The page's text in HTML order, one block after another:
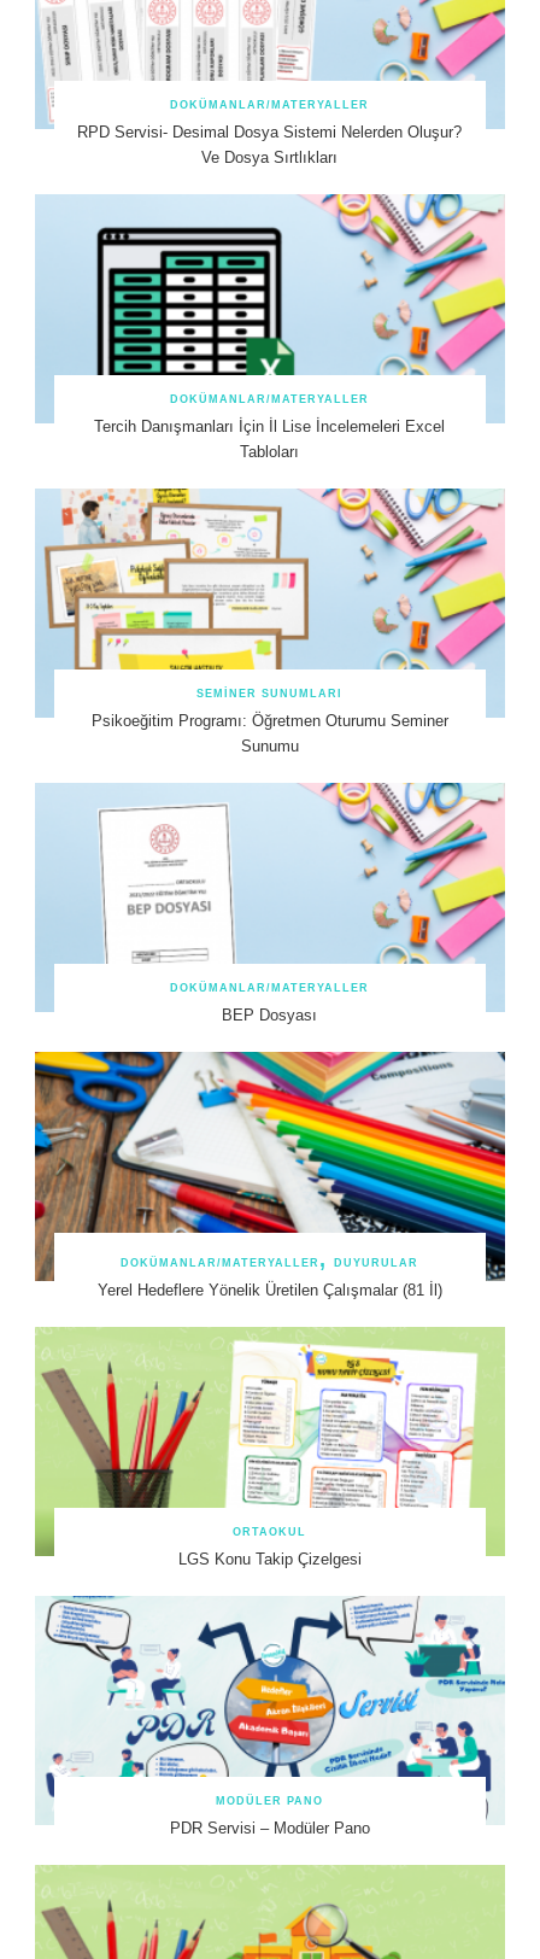
DOKÜMANLAR/MATERYALLER
RPD Servisi- Desimal Dosya Sistemi Nelerden Oluşur?
Ve Dosya Sırtlıkları
DOKÜMANLAR/MATERYALLER
Tercih Danışmanları İçin İl Lise İncelemeleri Excel
Tabloları
SEMINER SUNUMLARI
Psikoeğitim Programı: Öğretmen Oturumu Seminer
Sunumu
DOKÜMANLAR/MATERYALLER
BEP Dosyası
DOKÜMANLAR/MATERYALLER DUYURULAR
Yerel Hedeflere Yönelik Üretilen Çalışmalar (81 İl)
ORTAOKUL
LGS Konu Takip Çizelgesi
MODÜLER PANO
PDR Servisi – Modüler Pano